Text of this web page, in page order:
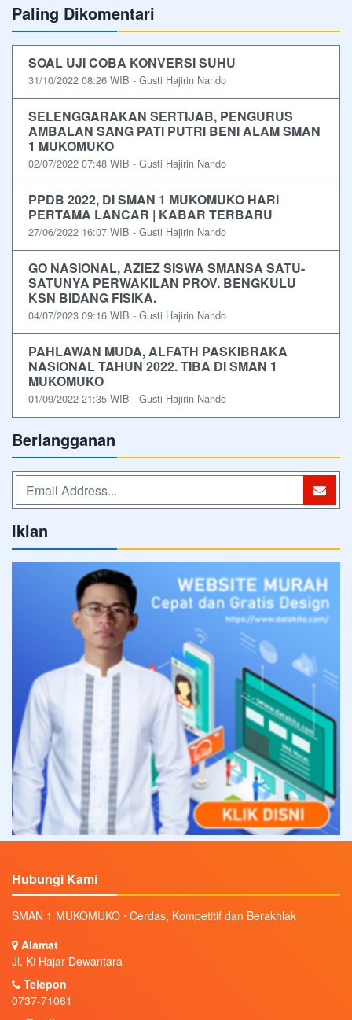
Paling Dikomentari
SOAL UJI COBA KONVERSI SUHU
31/10/2022 08:26 WIB - Gusti Hajirin Nando
SELENGGARAKAN SERTIJAB, PENGURUS
AMBALAN SANG PATI PUTRI BENI ALAM SMAN
1 MUKOMUKO
02/07/2022 07:48 WIB - Gusti Hajirin Nando
PPDB 2022, DI SMAN 1 MUKOMUKO HARI
PERTAMA LANCAR | KABAR TERBARU
27/06/2022 16:07 WIB - Gusti Hajirin Nando
GO NASIONAL, AZIEZ SISWA SMANSA SATU-
SATUNYA PERWAKILAN PROV. BENGKULU
KSN BIDANG FISIKA.
04/07/2023 09:16 WIB - Gusti Hajirin Nando
PAHLAWAN MUDA, ALFATH PASKIBRAKA
NASIONAL TAHUN 2022. TIBA DI SMAN 1
MUKOMUKO
01/09/2022 21:35 WIB - Gusti Hajirin Nando
Berlangganan
Iklan
Hubungi Kami
SMAN 1 MUKOMUKO ⋅ Cerdas, Kompetitif dan Berakhlak
Alamat
Jl. Ki Hajar Dewantara
Telepon
0737-71061